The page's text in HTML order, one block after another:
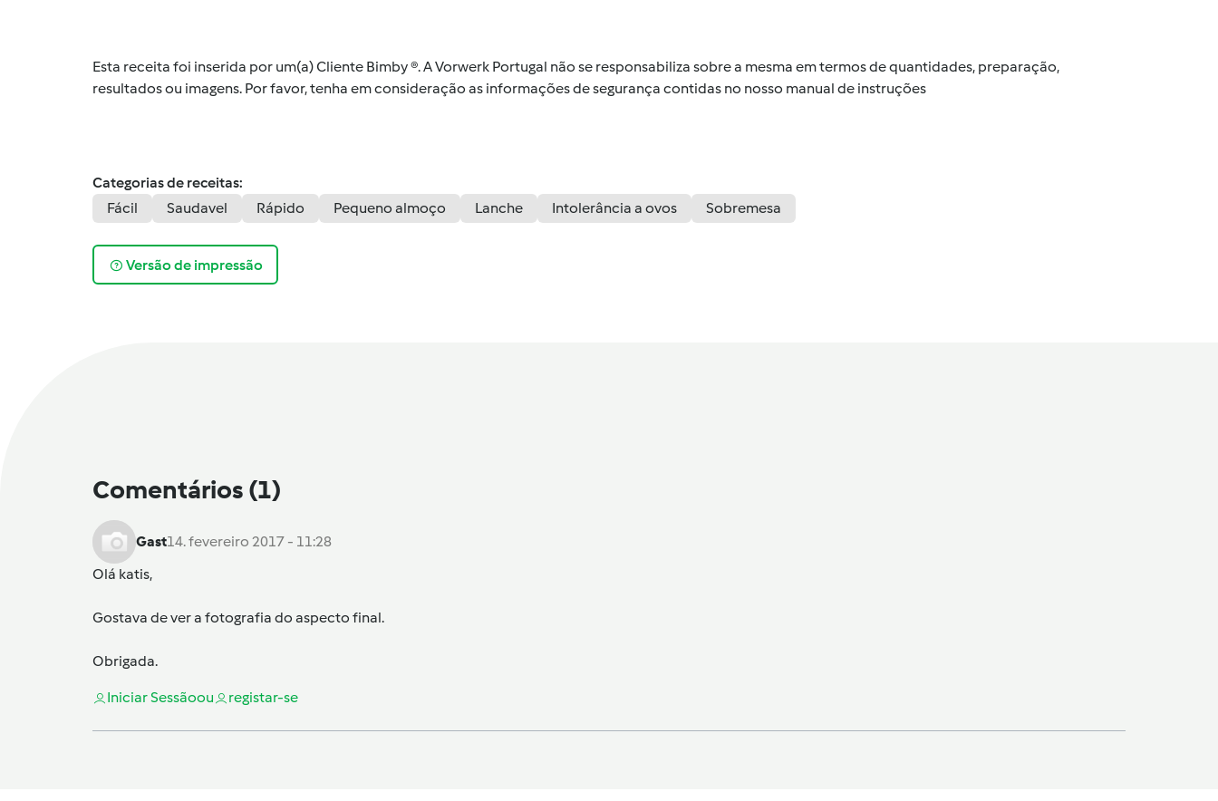
Esta receita foi inserida por um(a) Cliente Bimby ®. A Vorwerk Portugal não se responsabiliza sobre a mesma em termos de quantidades, preparação,
resultados ou imagens. Por favor, tenha em consideração as informações de segurança contidas no nosso manual de instruções
Categorias de receitas:
Fácil
Saudavel Rápido Pequeno almoço Lanche Intolerância a ovos Sobremesa
Versão de impressão
Comentários (1)
Gast14. fevereiro 2017 - 11:28
Olá katis,
Gostava de ver a fotografia do aspecto final.
Obrigada.
Iniciar Sessãoou registar-se